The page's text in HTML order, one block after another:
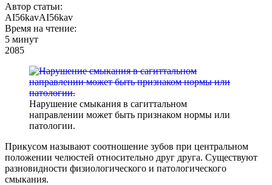
Автор статьи:
AI56kavAI56kav
Время на чтение:
5 минут
2085
Нарушение смыкания в сагиттальном
направлении может быть признаком нормы или
патологии.
Прикусом называют соотношение зубов при центральном
положении челюстей относительно друг друга. Существуют
разновидности физиологического и патологического
смыкания.